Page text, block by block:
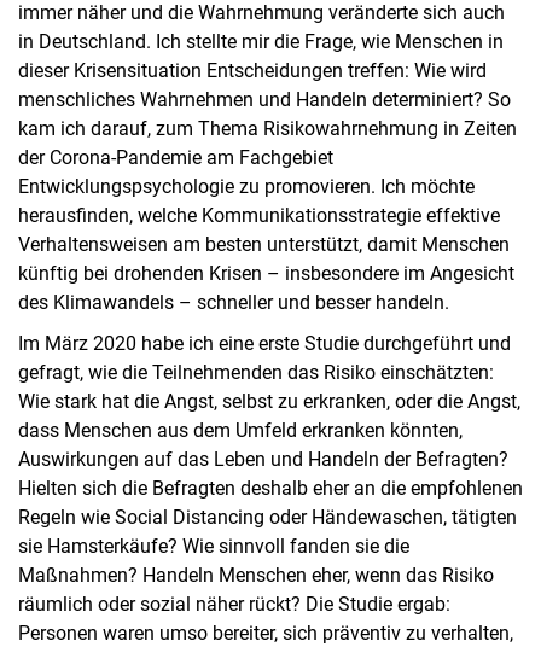
immer näher und die Wahrnehmung veränderte sich auch
in Deutschland. Ich stellte mir die Frage, wie Menschen in
dieser Krisensituation Entscheidungen treffen: Wie wird
menschliches Wahrnehmen und Handeln determiniert? So
kam ich darauf, zum Thema Risikowahrnehmung in Zeiten
der Corona-Pandemie am Fachgebiet
Entwicklungspsychologie zu promovieren. Ich möchte
herausfinden, welche Kommunikationsstrategie effektive
Verhaltensweisen am besten unterstützt, damit Menschen
künftig bei drohenden Krisen – insbesondere im Angesicht
des Klimawandels – schneller und besser handeln.
Im März 2020 habe ich eine erste Studie durchgeführt und
gefragt, wie die Teilnehmenden das Risiko einschätzten:
Wie stark hat die Angst, selbst zu erkranken, oder die Angst,
dass Menschen aus dem Umfeld erkranken könnten,
Auswirkungen auf das Leben und Handeln der Befragten?
Hielten sich die Befragten deshalb eher an die empfohlenen
Regeln wie Social Distancing oder Händewaschen, tätigten
sie Hamsterkäufe? Wie sinnvoll fanden sie die
Maßnahmen? Handeln Menschen eher, wenn das Risiko
räumlich oder sozial näher rückt? Die Studie ergab:
Personen waren umso bereiter, sich präventiv zu verhalten,